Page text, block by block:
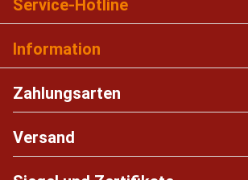
Service-Hotline
Information
Zahlungsarten
Versand